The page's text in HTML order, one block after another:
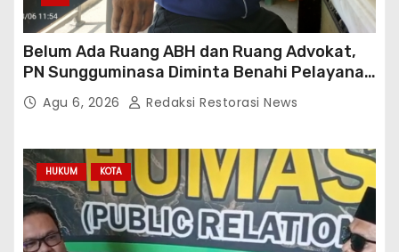
Belum Ada Ruang ABH dan Ruang Advokat,
PN Sungguminasa Diminta Benahi Pelayanan
PublikAgu 6, 2026 Redaksi Restorasi News
HUKUM KOTA